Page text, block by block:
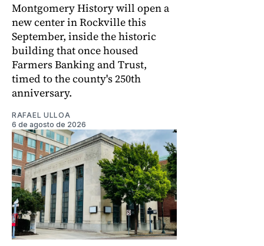
Montgomery History will open a
new center in Rockville this
September, inside the historic
building that once housed
Farmers Banking and Trust,
timed to the county's 250th
anniversary.
RAFAEL ULLOA
6 de agosto de 2026